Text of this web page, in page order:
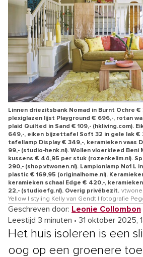
Linnen driezitsbank Nomad in Burnt Ochre
plexiglazen lijst Playground € 696,-, rotan
plaid Quilted in Sand € 109,- (hkliving.com).
649,-, eiken bijzettafel Soft 32 in gele lak €
tafellamp Display € 349,-, keramieken vaas
99,- (studio-henk.nl). Wollen vloerkleed Beni
kussens € 44,95 per stuk (rozenkelim.nl).
290,- (shop.vtwonen.nl). Lampionlamp No1 L
plastic € 169,95 (originalhome.nl).
keramieken schaal Edge € 420,-,
22,- (studioefg.nl). Overig privébezit.
Yellow | styling Kelly van Gendt | fotografie
Geschreven door: Leonie Collombon
Leestijd 3 minuten • 31 oktober 2025,
Het huis isoleren is een
oog op een groenere